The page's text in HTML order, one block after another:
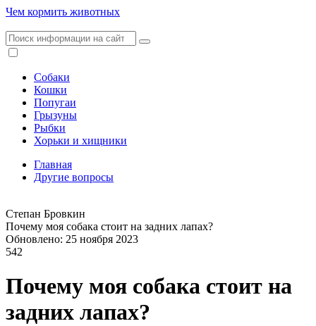
Чем кормить животных
Собаки
Кошки
Попугаи
Грызуны
Рыбки
Хорьки и хищники
Главная
Другие вопросы
Степан Бровкин
Почему моя собака стоит на задних лапах?
Обновлено: 25 ноября 2023
542
Почему моя собака стоит на
задних лапах?